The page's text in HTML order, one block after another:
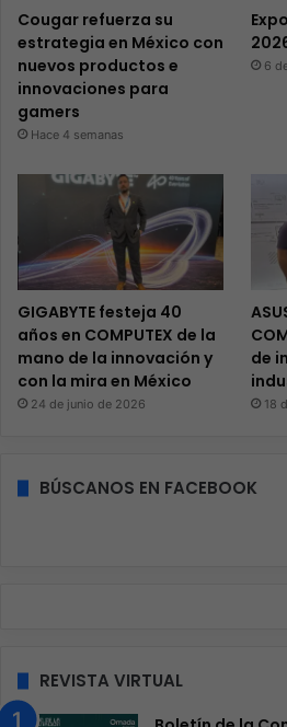
Cougar refuerza su
estrategia en México con
nuevos productos e
innovaciones para
gamers
Hace 4 semanas
6
GIGABYTE festeja 40
años en COMPUTEX de la
mano de la innovación y
con la mira en México
24 de junio de 2026
de
18
BÚSCANOS EN FACEBOOK
REVISTA VIRTUAL